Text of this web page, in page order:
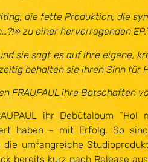
die fette Produktion, die
zu einer hervorragenden
sie sagt es auf ihre eigene,
behalten sie ihren Sinn für
FRAUPAUL ihre Botschaften
ihr Debütalbum
haben – mit Erfolg. So
die umfangreiche
bereits kurz nach Release